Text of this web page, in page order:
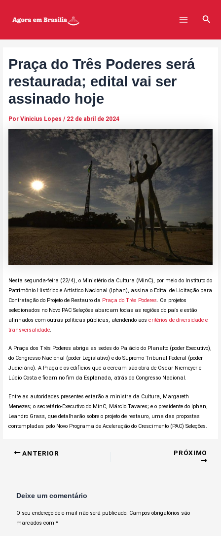
Menu
Praça do Três Poderes será
restaurada; edital vai ser
assinado hoje
Por Vinicius Lopes / 22 de abril de 2024
Nesta segunda-feira (22/4), o Ministério da Cultura (MinC), por meio do Instituto do
Patrimônio Histórico e Artístico Nacional (Iphan), assina o Edital de Licitação para
Contratação do Projeto de Restauro da Praça do Três Poderes. Os projetos
selecionados no Novo PAC Seleções abarcam todas as regiões do país e estão
alinhados com outras políticas públicas, atendendo aos critérios de diversidade e
transversalidade.
A Praça dos Três Poderes abriga as sedes do Palácio do Planalto (poder Executivo),
do Congresso Nacional (poder Legislativo) e do Supremo Tribunal Federal (poder
Judiciário). A Praça e os edifícios que a cercam são obra de Oscar Niemeyer e
Lúcio Costa e ficam no fim da Esplanada, atrás do Congresso Nacional.
Entre as autoridades presentes estarão a ministra da Cultura, Margareth
Menezes; o secretário-Executivo do MinC, Márcio Tavares; e o presidente do Iphan,
Leandro Grass, que detalharão sobre o projeto de restauro, uma das propostas
contempladas pelo Novo Programa de Aceleração do Crescimento (PAC) Seleções.
ANTERIOR PRÓXIMO
Deixe um comentário
O seu endereço de e-mail não será publicado. Campos obrigatórios são
marcados com*